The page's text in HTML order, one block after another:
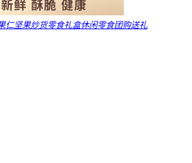
仁坚果炒货零食礼盒休闲零食团购送礼